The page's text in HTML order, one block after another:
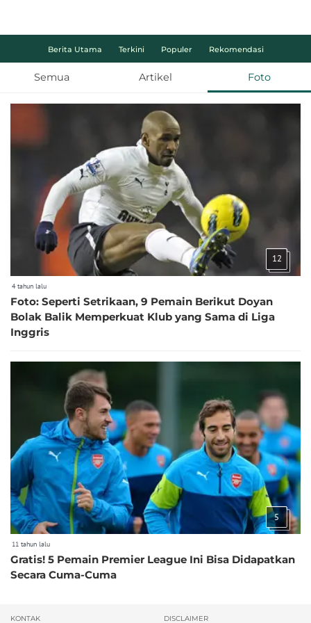
Berita Utama Terkini Populer Rekomendasi
Semua Artikel Foto
12
4 tahun lalu
Foto: Seperti Setrikaan, 9 Pemain Berikut Doyan
Bolak Balik Memperkuat Klub yang Sama di Liga
Inggris
5
11 tahun lalu
Gratis! 5 Pemain Premier League Ini Bisa Didapatkan
Secara Cuma-Cuma
KONTAK DISCLAIMER